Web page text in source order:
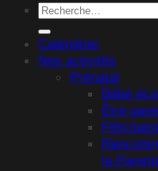
Recherche
pour :
Calendrier
Nos activités
Prénatal
Bébé
Être
la